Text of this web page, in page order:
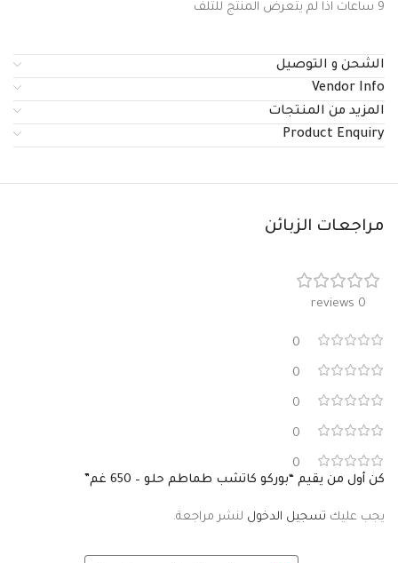
9 ساعات اذا لم يتعرض المنتج للتلف
الشحن و التوصيل
Vendor Info
المزيد من المنتجات
Product Enquiry
مراجعات الزبائن
0 reviews
0
0
0
0
0
كن أول من يقيم “بوركو كاتشب طماطم حلو – 650 غم”
يجب عليك تسجيل الدخول لنشر مراجعة.